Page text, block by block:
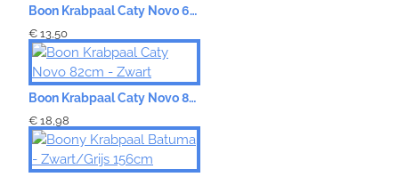
Boon Krabpaal Caty Novo 62cm - Zwart
€ 13,50
Boon Krabpaal Caty Novo 82cm - Zwart
€ 18,98